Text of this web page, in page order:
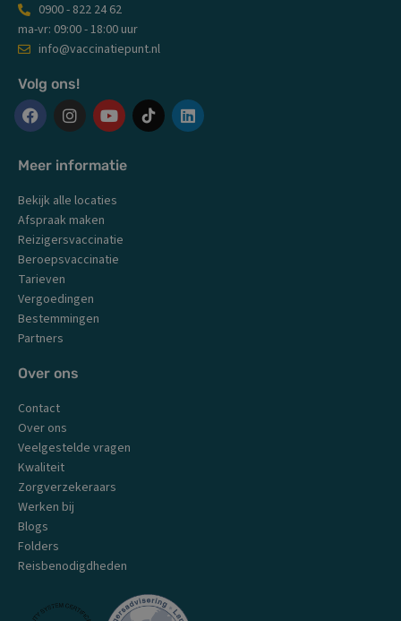
0900 - 822 24 62
ma-vr: 09:00 - 18:00 uur
info@vaccinatiepunt.nl
Volg ons!
F
c
e
b
o
o
k
I
s
t
a
g
r
a
m
Y
u
t
b
L
Meer informatie
Bekijk alle locaties
Afspraak maken
Reizigersvaccinatie
Beroepsvaccinatie
Tarieven
Vergoedingen
Bestemmingen
Partners
Over ons
Contact
Over ons
Veelgestelde vragen
Kwaliteit
Zorgverzekeraars
Werken bij
Blogs
Folders
Reisbenodigdheden